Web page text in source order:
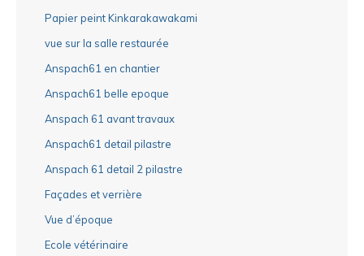
Papier peint Kinkarakawakami
vue sur la salle restaurée
Anspach61 en chantier
Anspach61 belle epoque
Anspach 61 avant travaux
Anspach61 detail pilastre
Anspach 61 detail 2 pilastre
Façades et verrière
Vue d’époque
Ecole vétérinaire